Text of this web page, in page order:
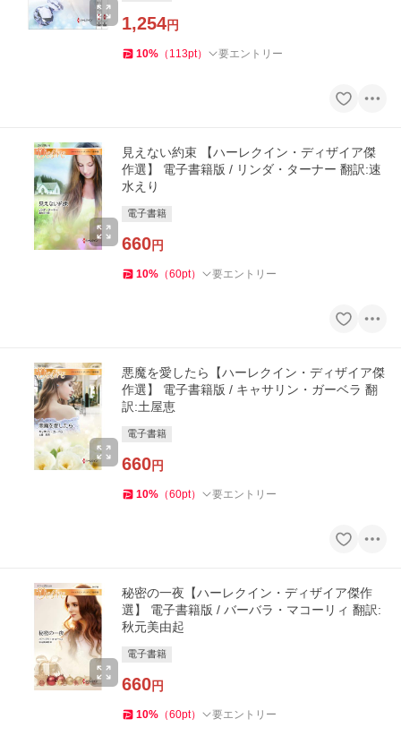
1,254円
10% （ 113pt） 要エントリー
見えない約束 【ハーレクイン・ディザイア傑
作選】 電子書籍版 / リンダ・ターナー 翻訳:速
水えり
電子書籍
660円
10% （60pt） 要エントリー
悪魔を愛したら【ハーレクイン・ディザイア傑
作選】 電子書籍版 / キャサリン・ガーベラ 翻
訳:土屋恵
電子書籍
660円
10% （60pt） 要エントリー
秘密の一夜【ハーレクイン・ディザイア傑作
選】 電子書籍版 / バーバラ・マコーリィ 翻訳:
秋元美由起
電子書籍
660円
10% （60pt） 要エントリー